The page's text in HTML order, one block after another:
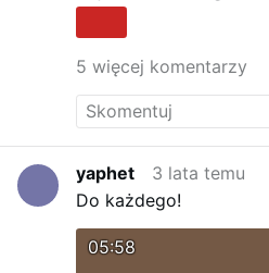
Radio WNET
górnymi drogami
w ogóle bez
5 więcej komentarzy
yaphet
3 lata temu
Do każdego!
05:58